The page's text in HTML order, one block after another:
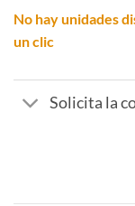
No hay unidades
un clic
Solicita la